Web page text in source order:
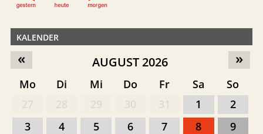
KALENDER
»
« AUGUST 2026
Mo Di Mi Do Fr Sa
So
1
2
3
4 5 6 7 8
9